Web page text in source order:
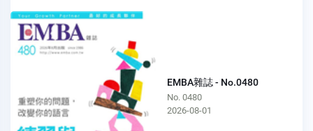
EMBA雜誌 - No.0480
No. 0480
2026-08-01